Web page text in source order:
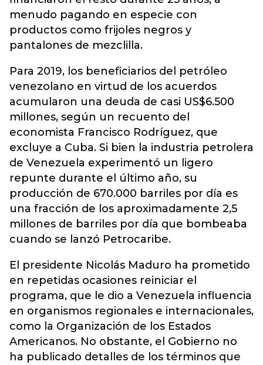
menudo pagando en especie con
productos como frijoles negros y
pantalones de mezclilla.
Para 2019, los beneficiarios del petróleo
venezolano en virtud de los acuerdos
acumularon una deuda de casi US$6.500
millones, según un recuento del
economista Francisco Rodríguez, que
excluye a Cuba. Si bien la industria petrolera
de Venezuela experimentó un ligero
repunte durante el último año, su
producción de 670.000 barriles por día es
una fracción de los aproximadamente 2,5
millones de barriles por día que bombeaba
cuando se lanzó Petrocaribe.
El presidente Nicolás Maduro ha prometido
en repetidas ocasiones reiniciar el
programa, que le dio a Venezuela influencia
en organismos regionales e internacionales,
como la Organización de los Estados
Americanos. No obstante, el Gobierno no
ha publicado detalles de los términos que